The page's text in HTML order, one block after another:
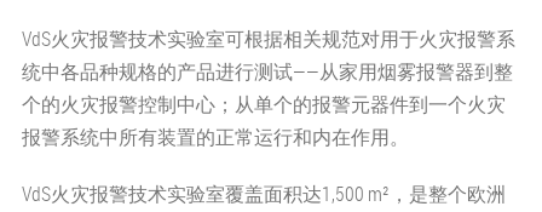
VdS火灾报警技术实验室可根据相关规范对用于火灾报警系
统中各品种规格的产品进行测试——从家用烟雾报警器到整
个的火灾报警控制中心；从单个的报警元器件到一个火灾
报警系统中所有装置的正常运行和内在作用。
VdS火灾报警技术实验室覆盖面积达1,500 m²，是整个欧洲